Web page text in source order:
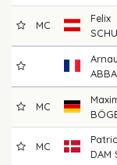
MC
Felix
MC
MC
DAM